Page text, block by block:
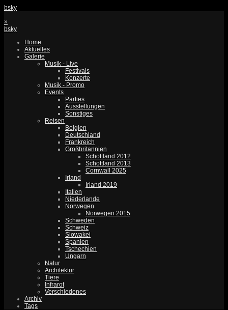
bsky
×
bsky
Home
Aktuelles
Galerie
Musik - Live
Festivals
Konzerte
Musik - Promo
Events
Parties
Ausstellungen
Sonstiges
Reisen
Belgien
Deutschland
Frankreich
Großbritannien
Schottland 2012
Schottland 2013
Cornwall 2025
Irland
Irland 2019
Italien
Niederlande
Norwegen
Norwegen 2015
Schweden
Schweiz
Slowakei
Spanien
Tschechien
Ungarn
Natur
Architektur
Tiere
Infrarot
Verschiedenes
Archiv
Tags